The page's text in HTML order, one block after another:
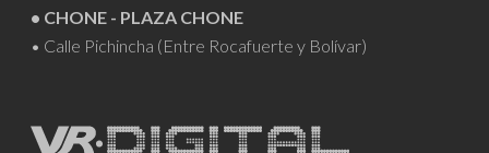
• CHONE - PLAZA CHONE
• Calle Pichincha (Entre Rocafuerte y Bolívar)